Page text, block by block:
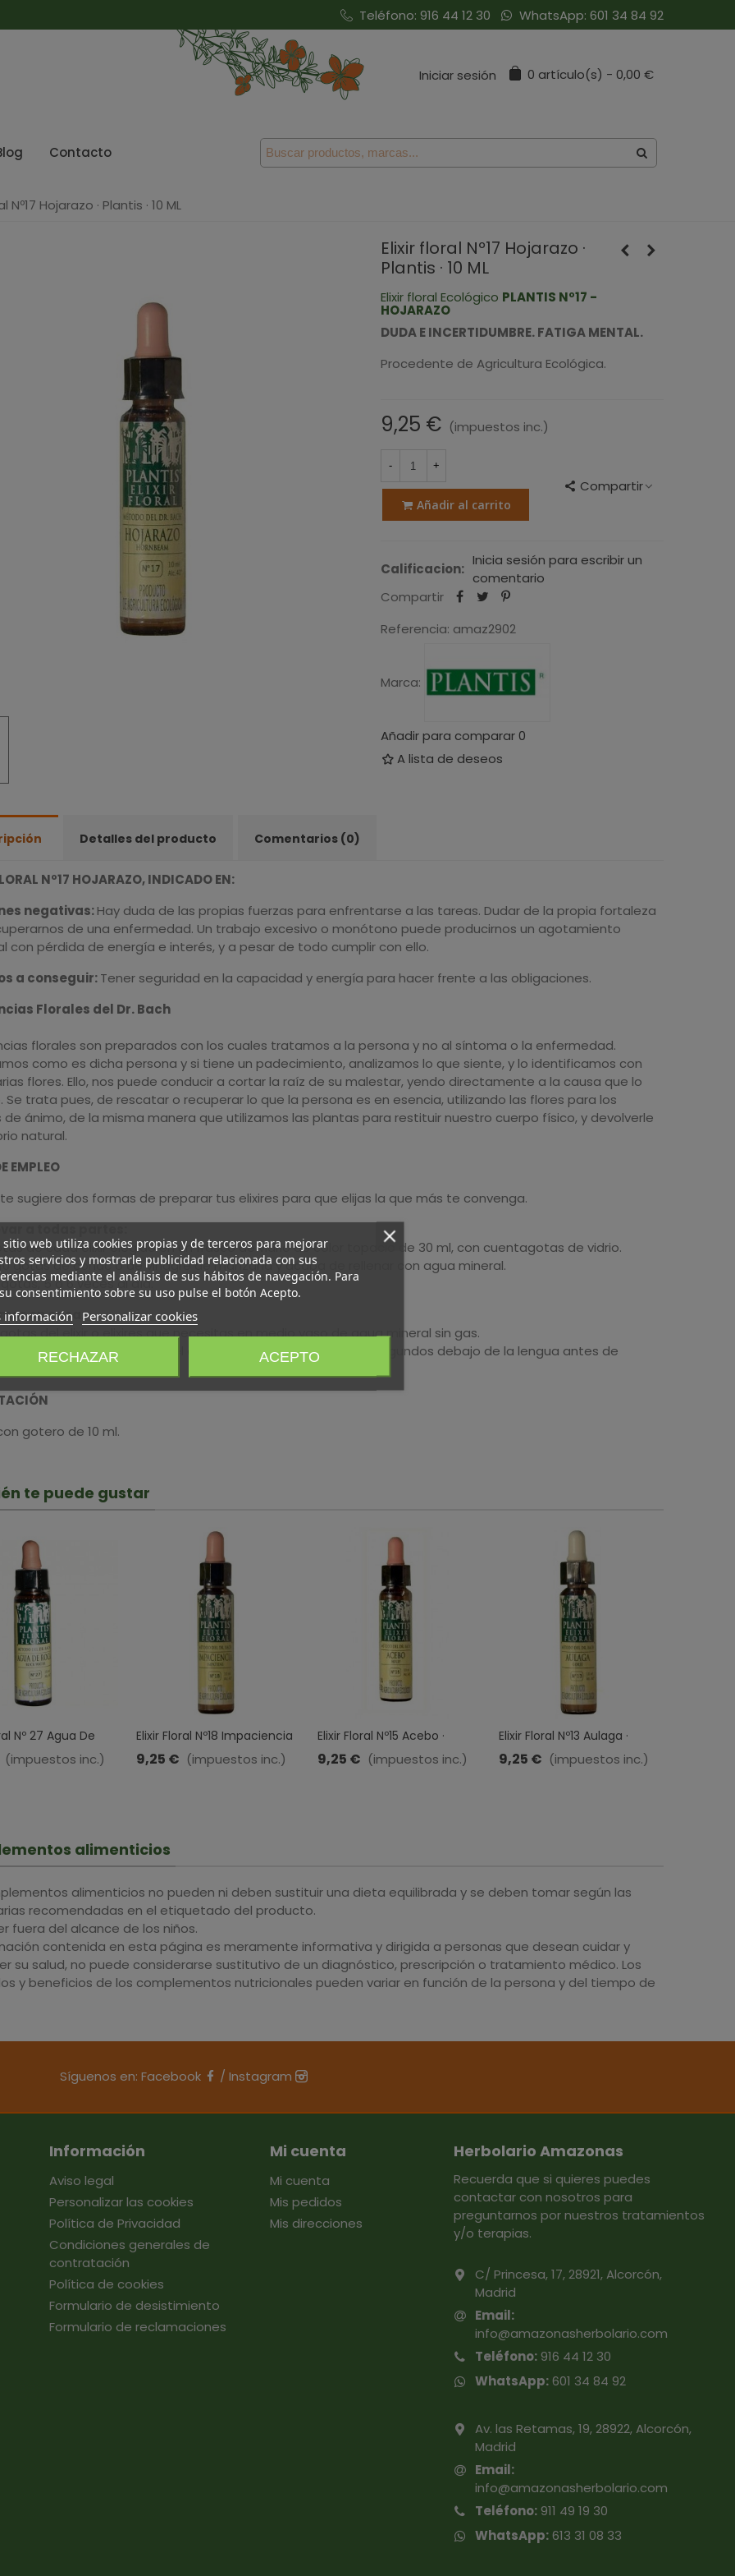
Teléfono: 916 44 12 30 WhatsApp: 601 34 84 92
Iniciar sesión 0 artículo(s) - 0,00 €
Contacto
Nº17 Hojarazo · Plantis · 10 ML
Elixir floral Nº17 Hojarazo ·
Plantis · 10 ML
Elixir floral Ecológico PLANTIS Nº17 -
HOJARAZO
DUDA E INCERTIDUMBRE. FATIGA MENTAL.
Procedente de Agricultura Ecológica.
9,25 € (impuestos inc.)
- +
Añadir al carrito
Compartir
Calificacion:
Inicia sesión para escribir un
comentario
Compartir
Referencia: amaz2902
Marca:
Añadir para comparar0
A lista de deseos
Detalles del producto Comentarios (0)
Nº17 HOJARAZO, INDICADO EN:
negativas:Hay duda de las propias fuerzas para enfrentarse a las tareas. Dudar de la propia fortaleza
de una enfermedad. Un trabajo excesivo o monótono puede producirnos un agotamiento
con pérdida de energía e interés, y a pesar de todo cumplir con ello.
a conseguir:Tener seguridad en la capacidad y energía para hacer frente a las obligaciones.
Florales del Dr. Bach
florales son preparados con los cuales tratamos a la persona y no al síntoma o la enfermedad.
como es dicha persona y si tiene un padecimiento, analizamos lo que siente, y lo identificamos con
flores. Ello, nos puede conducir a cortar la raíz de su malestar, yendo directamente a la causa que lo
Se trata pues, de rescatar o recuperar lo que la persona es en esencia, utilizando las flores para los
ánimo, de la misma manera que utilizamos las plantas para restituir nuestro cuerpo físico, y devolverle
natural.
EMPLEO
sugiere dos formas de preparar tus elixires para que elijas la que más te convenga.
a todas partes:
de cada elixir elegido en un frasco de vidrio de color topacio de 30 ml, con cuentagotas de vidrio.
gotas de coñac o de vinagre de manzana y acaba de rellenar con agua mineral.
5 ó 6 veces al día.
en casa:
del elixir o elixires que necesitas en medio vaso de agua mineral sin gas.
del vaso durante el día, dejando cada sorbo unos segundos debajo de la lengua antes de
gotero de 10 ml.
te puede gustar
Nº 27 Agua De
· 10 ML
(impuestos inc.)
Elixir Floral Nº18 Impaciencia
· Plantis · 10 ML
9,25 € (impuestos inc.)
Elixir Floral Nº15 Acebo ·
Plantis · 10 ML
9,25 € (impuestos inc.)
Elixir Floral Nº13 Aulaga ·
Plantis · 10 ML
9,25 € (impuestos inc.)
alimenticios
alimenticios no pueden ni deben sustituir una dieta equilibrada y se deben tomar según las
recomendadas en el etiquetado del producto.
fuera del alcance de los niños.
contenida en esta página es meramente informativa y dirigida a personas que desean cuidar y
su salud, no puede considerarse sustitutivo de un diagnóstico, prescripción o tratamiento médico. Los
y beneficios de los complementos nutricionales pueden variar en función de la persona y del tiempo de
Síguenos en: Facebook / Instagram
sitio web utiliza cookies propias y de terceros para mejorar
servicios y mostrarle publicidad relacionada con sus
mediante el análisis de sus hábitos de navegación. Para
consentimiento sobre su uso pulse el botón Acepto.
información Personalizar cookies
RECHAZAR ACEPTO
Información
Aviso legal
Personalizar las cookies
Política de Privacidad
Condiciones generales de
contratación
Política de cookies
Formulario de desistimiento
Formulario de reclamaciones
Mi cuenta
Mi cuenta
Mis pedidos
Mis direcciones
Herbolario Amazonas
Recuerda que si quieres puedes
contactar con nosotros para
preguntarnos por nuestros tratamientos
y/o terapias.
C/ Princesa, 17, 28921, Alcorcón,
Madrid
Email:
info@amazonasherbolario.com
Teléfono: 916 44 12 30
WhatsApp: 601 34 84 92
Av. las Retamas, 19, 28922, Alcorcón,
Madrid
Email:
info@amazonasherbolario.com
Teléfono: 911 49 19 30
WhatsApp: 613 31 08 33